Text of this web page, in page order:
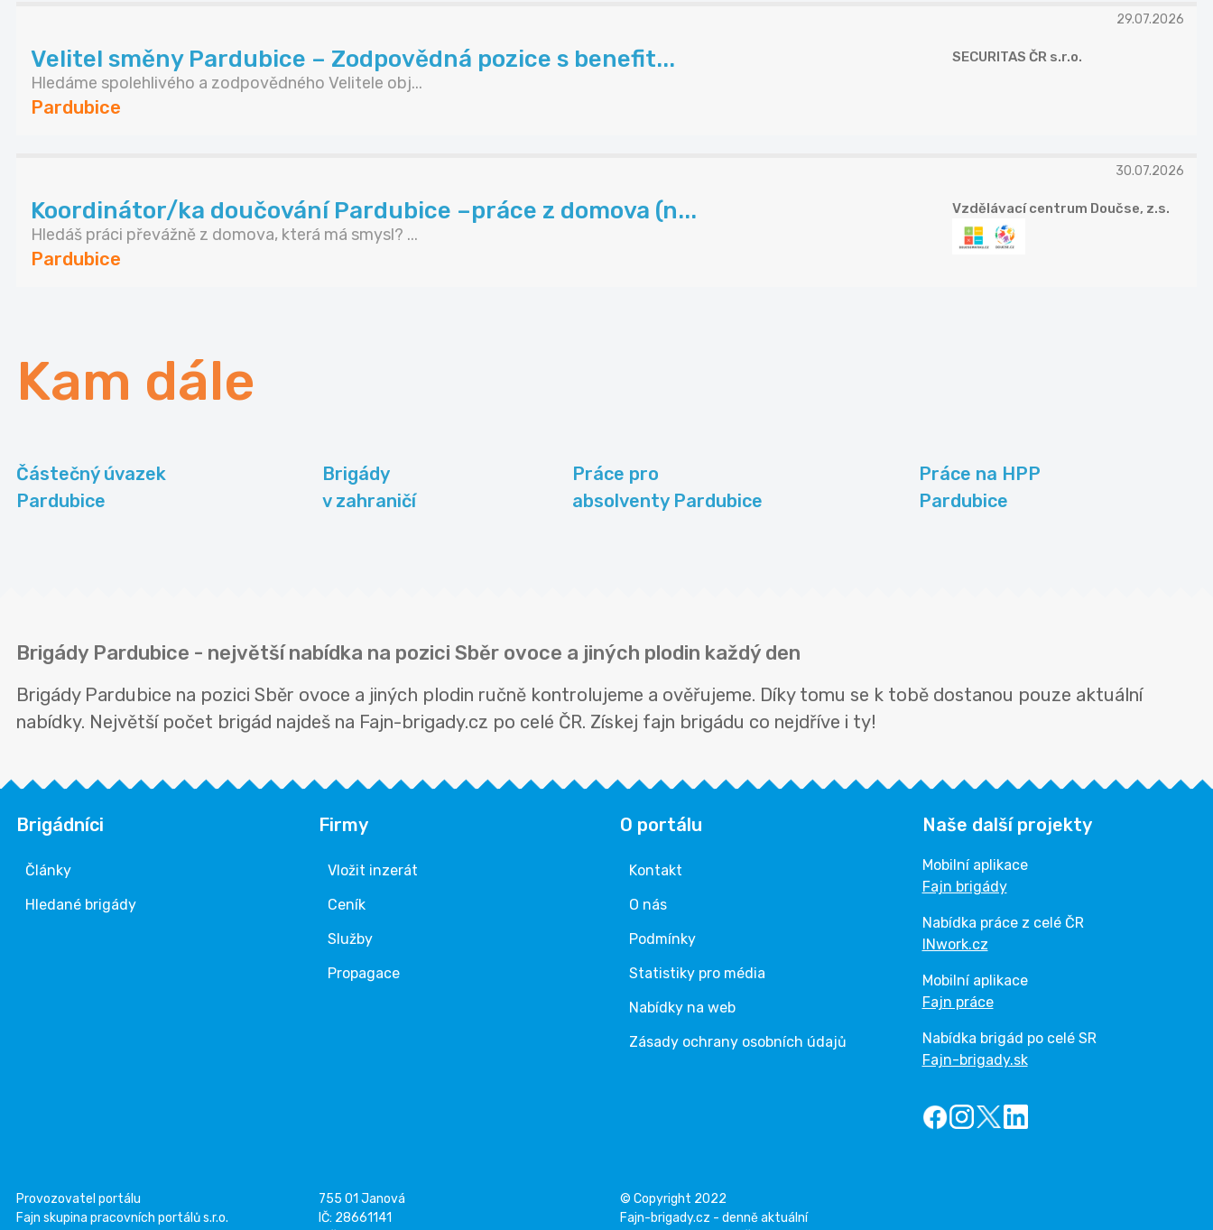
29.07.2026
Velitel směny Pardubice – Zodpovědná pozice s benefit...
Hledáme spolehlivého a zodpovědného Velitele obj...
Pardubice
SECURITAS ČR s.r.o.
30.07.2026
Koordinátor/ka doučování Pardubice –práce z domova (n...
Hledáš práci převážně z domova, která má smysl? ...
Pardubice
Vzdělávací centrum Doučse, z.s.
Kam dále
Částečný úvazek
Pardubice
Brigády
v zahraničí
Práce pro
absolventy Pardubice
Práce na HPP
Pardubice
Brigády Pardubice - největší nabídka na pozici Sběr ovoce a jiných plodin každý den
Brigády Pardubice na pozici Sběr ovoce a jiných plodin ručně kontrolujeme a ověřujeme. Díky tomu se k tobě dostanou pouze aktuální
nabídky. Největší počet brigád najdeš na Fajn-brigady.cz po celé ČR. Získej fajn brigádu co nejdříve i ty!
Brigádníci
Články
Hledané brigády
Firmy
Vložit inzerát
Ceník
Služby
Propagace
O portálu
Kontakt
O nás
Podmínky
Statistiky pro média
Nabídky na web
Zásady ochrany osobních údajů
Naše další projekty
Mobilní aplikace
Fajn brigády
Nabídka práce z celé ČR
INwork.cz
Mobilní aplikace
Fajn práce
Nabídka brigád po celé SR
Fajn-brigady.sk
Provozovatel portálu
Fajn skupina pracovních portálů s.r.o.
755 01 Janová
IČ: 28661141
© Copyright 2022
Fajn-brigady.cz - denně aktuální